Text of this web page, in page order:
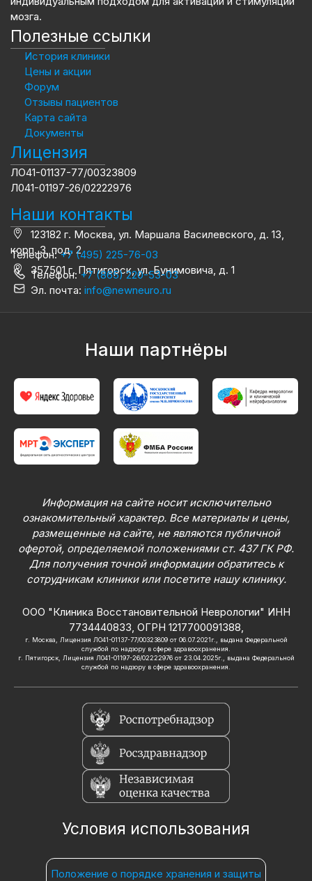
мозга.
Полезные ссылки
История клиники
Цены и акции
Форум
Отзывы пациентов
Карта сайта
Документы
Лицензия
ЛО41-01137-77/00323809
Л041-01197-26/02222976
Наши контакты
123182 г. Москва, ул. Маршала Василевского, д. 13,
корп. 3, под. 2
Телефон:+7 (495) 225-76-03
357501 г. Пятигорск, ул. Бунимовича, д. 1
Телефон:+7 (865) 220-53-03
Эл. почта: info@newneuro.ru
Наши партнёры
Информация на сайте носит исключительно
ознакомительный характер. Все материалы и цены,
размещенные на сайте, не являются публичной
офертой, определяемой положениями ст. 437 ГК РФ.
Для получения точной информации обратитесь к
сотрудникам клиники или посетите нашу клинику.
ООО "Клиника Восстановительной Неврологии" ИНН
7734440833, ОГРН 1217700091388,
г. Москва, Лицензия ЛО41-01137-77/00323809 от 06.07.2021г., выдана Федеральной
службой по надзору в сфере здравоохранения.
г. Пятигорск, Лицензия Л041-01197-26/02222976 от 23.04.2025г., выдана Федеральной
службой по надзору в сфере здравоохранения.
Условия использования
Положение о порядке хранения и защиты